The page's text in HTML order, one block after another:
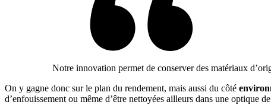
Notre innovation permet de conserver des matériaux
On y gagne donc sur le plan du rendement, mais aussi du côté
d’enfouissement ou même d’être nettoyées ailleurs dans une optique